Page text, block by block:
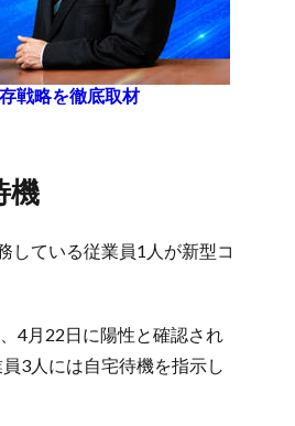
戦略を徹底取材
機
している従業員1人が新型コ
4月22日に陽性と確認され
3人には自宅待機を指示し